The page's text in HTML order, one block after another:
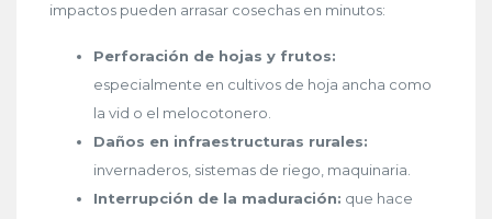
impactos pueden arrasar cosechas en minutos:
Perforación de hojas y frutos:
especialmente en cultivos de hoja ancha como
la vid o el melocotonero.
Daños en infraestructuras rurales:
invernaderos, sistemas de riego, maquinaria.
Interrupción de la maduración: que hace